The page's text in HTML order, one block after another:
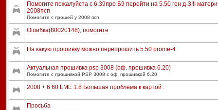
Помогите пожалуйста с 6.39про Б9 перейти на 5.50 ген д-3!!!
2008псп
Помогите с прошей у 2008 псп
Ошибка(80020148), помогите
На какую прошивку можно перепрошить 5.50 prome-4
Актуальная прошивка psp 3008 (оф. прошивка 6.20)
Помогите с прошивкой PSP 3008 с оф. прошивкой 6.20
2008 + 6 60 LME 1.8 Большая проблема к картой .
Просьба